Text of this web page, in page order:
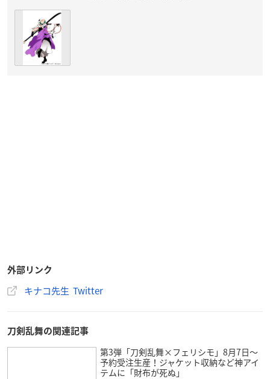
外部リンク
キナコ先生 Twitter
刀剣乱舞の関連記事
第3弾「刀剣乱舞×フェリシモ」8月7日〜
予約受注生産！ジャケット収納など神アイ
テムに「財布が死ぬ」